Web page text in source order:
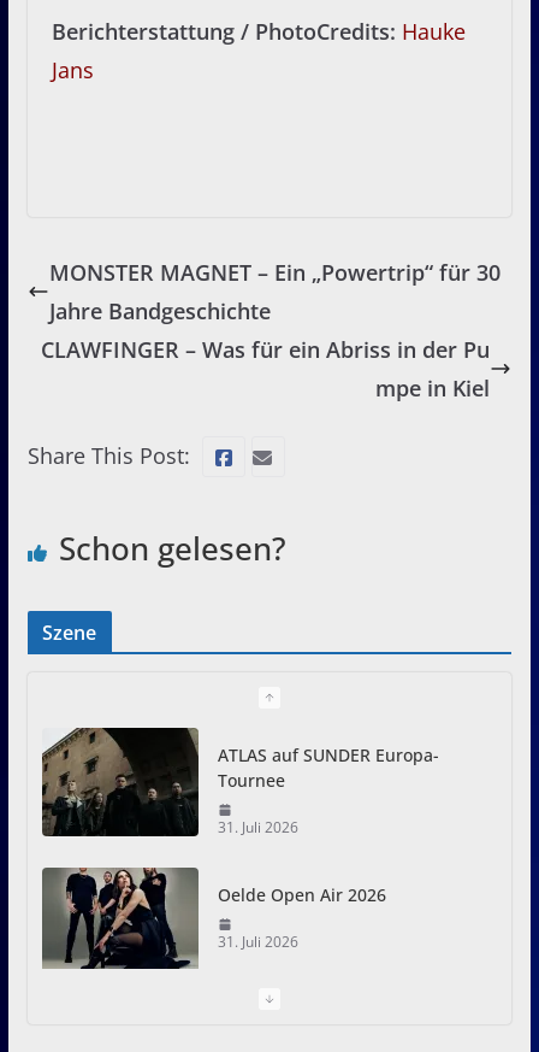
Berichterstattung / PhotoCredits: Hauke
Jans
MONSTER MAGNET – Ein „Powertrip“ für 30
Jahre Bandgeschichte
CLAWFINGER – Was für ein Abriss in der Pu
mpe in Kiel
Share This Post:
Schon gelesen?
Szene
ATLAS auf SUNDER Europa-
Tournee
31. Juli 2026
Oelde Open Air 2026
31. Juli 2026
I Prevail – Violent Nature